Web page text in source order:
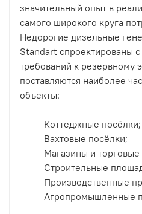
значительный опыт в
самого широкого круга
Недорогие дизельные
Standart спроектированы
требований к резервному
поставляются наиболее
объекты:
Коттеджные посёлки;
Вахтовые посёлки;
Магазины и
Строительные
Производственные
Агропромышленные